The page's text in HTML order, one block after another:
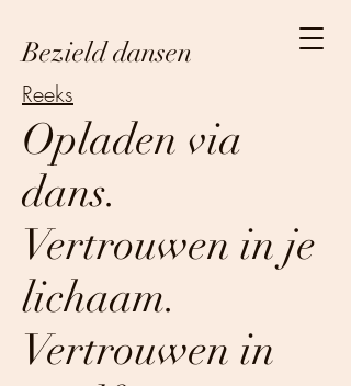
Bezield dansen
Reeks
Opladen via
dans.
Vertrouwen in je
lichaam.
Vertrouwen in